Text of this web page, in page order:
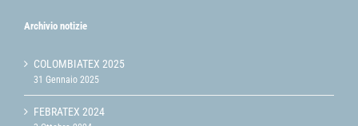
Archivio notizie
COLOMBIATEX 2025
31 Gennaio 2025
FEBRATEX 2024